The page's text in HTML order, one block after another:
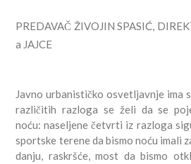
PREDAVAČ ŽIVOJIN SPASIĆ,
a JAJCE
Javno urbanističko osvetljavnje ima
različitih razloga se želi da se
noću: naseljene četvrti iz razloga
sportske terene da bismo noću imali
danju, raskršće, most da bismo